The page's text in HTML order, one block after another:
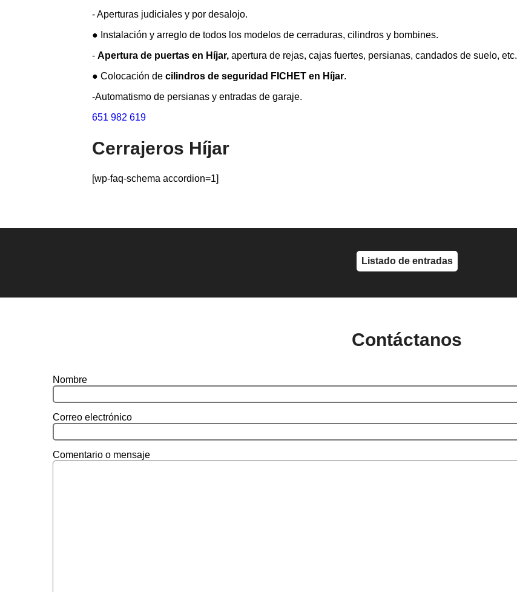
- Aperturas judiciales y por desalojo.
● Instalación y arreglo de todos los modelos de cerraduras, cilindros y bombines.
- Apertura de puertas en Híjar, apertura de rejas, cajas fuertes, persianas, candados de suelo, etc.
● Colocación de cilindros de seguridad FICHET en Híjar.
-Automatismo de persianas y entradas de garaje.
651 982 619
Cerrajeros Híjar
[wp-faq-schema accordion=1]
Listado de entradas
Contáctanos
Nombre
Correo electrónico
Comentario o mensaje